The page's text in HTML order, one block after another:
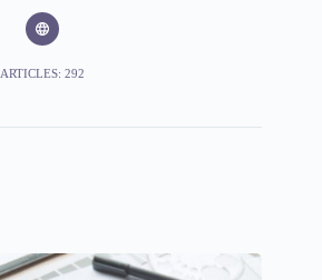
ARTICLES: 292